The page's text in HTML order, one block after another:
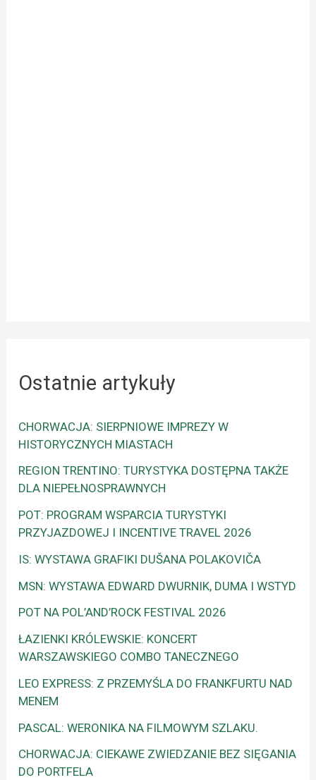
Ostatnie artykuły
CHORWACJA: SIERPNIOWE IMPREZY W
HISTORYCZNYCH MIASTACH
REGION TRENTINO: TURYSTYKA DOSTĘPNA TAKŻE
DLA NIEPEŁNOSPRAWNYCH
POT: PROGRAM WSPARCIA TURYSTYKI
PRZYJAZDOWEJ I INCENTIVE TRAVEL 2026
IS: WYSTAWA GRAFIKI DUŠANA POLAKOVIČA
MSN: WYSTAWA EDWARD DWURNIK, DUMA I WSTYD
POT NA POL’AND’ROCK FESTIVAL 2026
ŁAZIENKI KRÓLEWSKIE: KONCERT
WARSZAWSKIEGO COMBO TANECZNEGO
LEO EXPRESS: Z PRZEMYŚLA DO FRANKFURTU NAD
MENEM
PASCAL: WERONIKA NA FILMOWYM SZLAKU.
CHORWACJA: CIEKAWE ZWIEDZANIE BEZ SIĘGANIA
DO PORTFELA